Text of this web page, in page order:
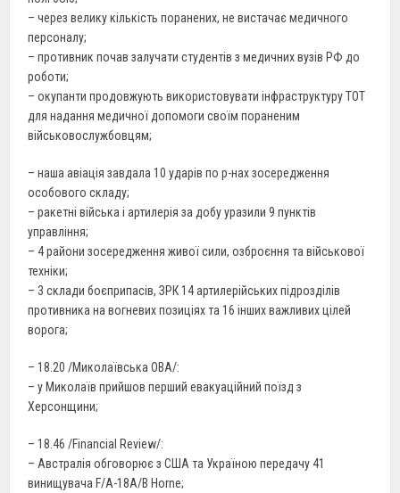
– через велику кількість поранених, не вистачає медичного
персоналу;
– противник почав залучати студентів з медичних вузів РФ до
роботи;
– окупанти продовжують використовувати інфраструктуру ТОТ
для надання медичної допомоги своїм пораненим
військовослужбовцям;
– наша авіація завдала 10 ударів по р-нах зосередження
особового складу;
– ракетні війська і артилерія за добу уразили 9 пунктів
управління;
– 4 райони зосередження живої сили, озброєння та військової
техніки;
– 3 склади боєприпасів, ЗРК 14 артилерійських підрозділів
противника на вогневих позиціях та 16 інших важливих цілей
ворога;
– 18.20 /Миколаївська ОВА/:
– у Миколаїв прийшов перший евакуаційний поїзд з
Херсонщини;
– 18.46 /Financial Review/:
– Австралія обговорює з США та Україною передачу 41
винищувача F/A-18А/В Horne;